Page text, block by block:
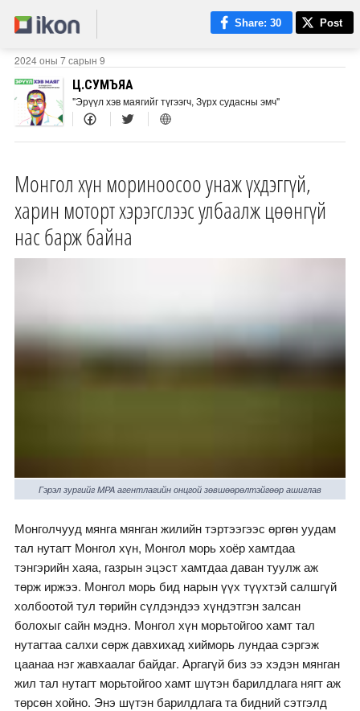
Share: 30 Post
2024 оны 7 сарын 9
Ц.СУМЪЯА
"Эрүүл хэв маягийг түгээгч, Зүрх судасны эмч"
Монгол хүн мориноосоо унаж үхдэггүй,
харин моторт хэрэгслээс улбаалж цөөнгүй
нас барж байна
Гэрэл зургийг MPA агентлагийн онцгой зөвшөөрөлтэйгөөр ашиглав
Монголчууд мянга мянган жилийн тэртээгээс өргөн уудам
тал нутагт Монгол хүн, Монгол морь хоёр хамтдаа
тэнгэрийн хаяа, газрын эцэст хамтдаа даван туулж аж
төрж иржээ. Монгол морь бид нарын үүх түүхтэй салшгүй
холбоотой тул төрийн сүлдэндээ хүндэтгэн залсан
болохыг сайн мэднэ. Монгол хүн морьтойгоо хамт тал
нутагтаа салхи сөрж давхихад хийморь лундаа сэргэж
цаанаа нэг жавхаалаг байдаг. Аргагүй биз ээ хэдэн мянган
жил тал нутагт морьтойгоо хамт шүтэн барилдлага нягт аж
төрсөн хойно. Энэ шүтэн барилдлага та бидний сэтгэлд